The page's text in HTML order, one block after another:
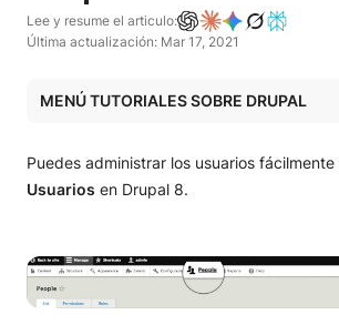
Lee y resume el articulo:
Última actualización: Mar 17, 2021
MENÚ TUTORIALES SOBRE DRUPAL
Tutoriales sobre Drupal
Instalar Drupal con el Instalador de
Crear una página con Drupal
Puedes administrar los usuarios
Usuarios en Drupal 8.